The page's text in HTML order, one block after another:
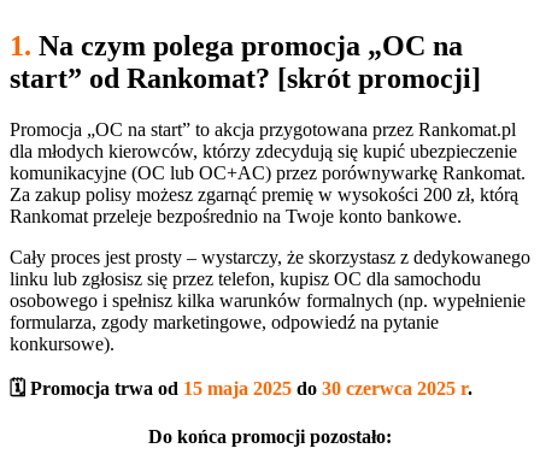
1. Na czym polega promocja „OC na
start” od Rankomat? [skrót promocji]
Promocja „OC na start” to akcja przygotowana przez Rankomat.pl
dla młodych kierowców, którzy zdecydują się kupić ubezpieczenie
komunikacyjne (OC lub OC+AC) przez porównywarkę Rankomat.
Za zakup polisy możesz zgarnąć premię w wysokości 200 zł, którą
Rankomat przeleje bezpośrednio na Twoje konto bankowe.
Cały proces jest prosty – wystarczy, że skorzystasz z dedykowanego
linku lub zgłosisz się przez telefon, kupisz OC dla samochodu
osobowego i spełnisz kilka warunków formalnych (np. wypełnienie
formularza, zgody marketingowe, odpowiedź na pytanie
konkursowe).
🗓️ Promocja trwa od 15 maja 2025 do 30 czerwca 2025 r.
Do końca promocji pozostało: